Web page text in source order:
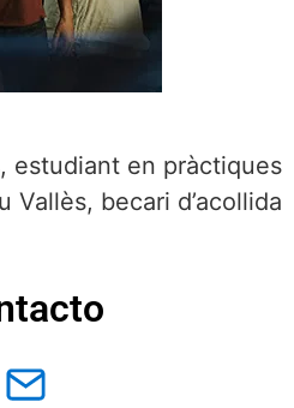
estudiant en pràctiques
Vallès, becari d’acollida